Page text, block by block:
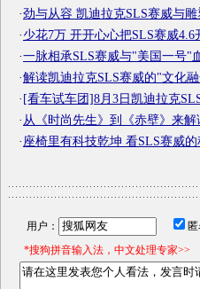
·劲与从容 凯迪拉克SLS赛威与
·少花7万 开开心心把SLS赛威4.6
·一脉相承SLS赛威与"美国一号"
·解读凯迪拉克SLS赛威的"文化
·[看车试车团]8月3日凯迪拉克
· 从《时尚先生》到《赤壁》来解
·座椅里有科技乾坤 看SLS赛威
用户：
*搜狗拼音输入法，中文处理专家>>